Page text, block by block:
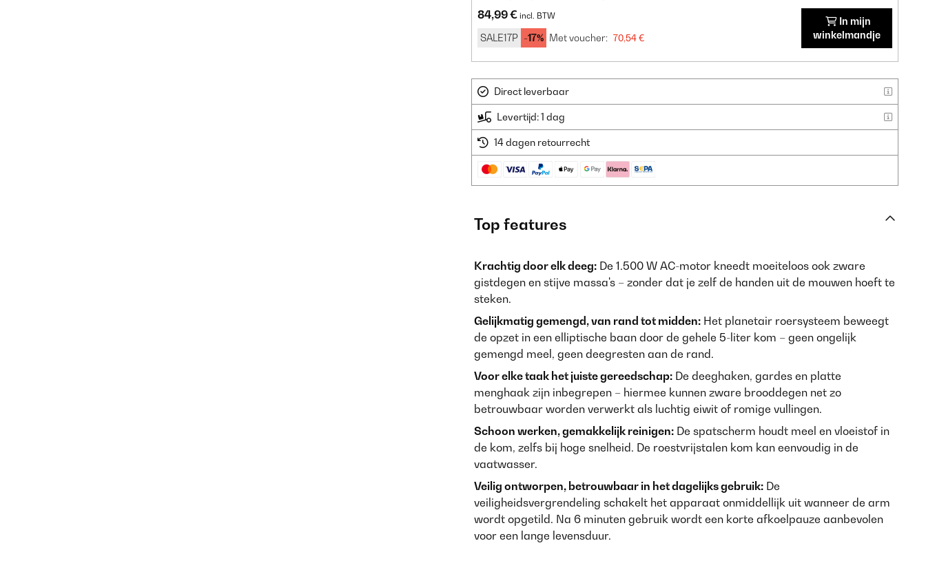
84,99 € incl. BTW
SALE17P -17% Met voucher: 70,54 €
In mijn
winkelmandje
Direct leverbaar
Levertijd: 1 dag
14 dagen retourrecht
Top features
Krachtig door elk deeg: De 1.500 W AC-motor kneedt moeiteloos ook zware
gistdegen en stijve massa's – zonder dat je zelf de handen uit de mouwen hoeft te
steken.
Gelijkmatig gemengd, van rand tot midden: Het planetair roersysteem beweegt
de opzet in een elliptische baan door de gehele 5-liter kom – geen ongelijk
gemengd meel, geen deegresten aan de rand.
Voor elke taak het juiste gereedschap: De deeghaken, gardes en platte
menghaak zijn inbegrepen – hiermee kunnen zware brooddegen net zo
betrouwbaar worden verwerkt als luchtig eiwit of romige vullingen.
Schoon werken, gemakkelijk reinigen: De spatscherm houdt meel en vloeistof in
de kom, zelfs bij hoge snelheid. De roestvrijstalen kom kan eenvoudig in de
vaatwasser.
Veilig ontworpen, betrouwbaar in het dagelijks gebruik: De
veiligheidsvergrendeling schakelt het apparaat onmiddellijk uit wanneer de arm
wordt opgetild. Na 6 minuten gebruik wordt een korte afkoelpauze aanbevolen
voor een lange levensduur.